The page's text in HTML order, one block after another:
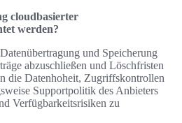
cloudbasierter
werden?
und Speicherung
abzuschließen und Löschfristen
die Datenhoheit, Zugriffskontrollen
Supportpolitik des Anbieters
Verfügbarkeitsrisiken zu